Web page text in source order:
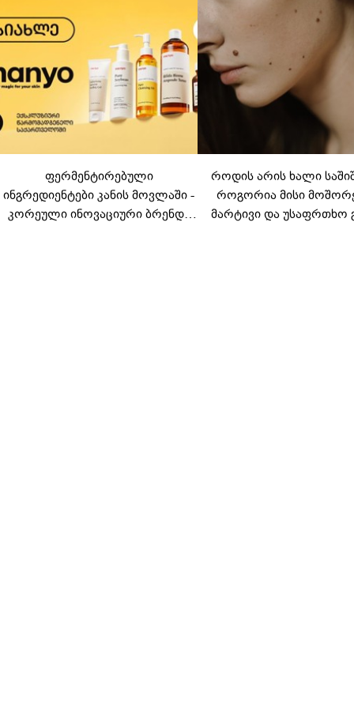
ფერმენტირებული
ინგრედიენტები კანის მოვლაში -
კორეული ინოვაციური ბრენდი
როდის არის ხალი
როგორია მისი
მარტივი და უსაფრთხო